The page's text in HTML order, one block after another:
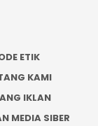
ETIK
KAMI
IKLAN
MEDIA SIBER